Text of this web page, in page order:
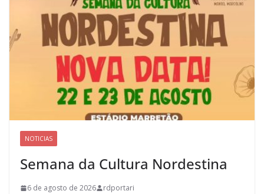
NOTICIAS
Semana da Cultura Nordestina
6 de agosto de 2026 rdportari